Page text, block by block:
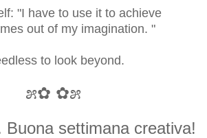
"I have to use it to achieve
out of my imagination. "
to look beyond.
೫✿ ✿೫
Buona settimana creativa!